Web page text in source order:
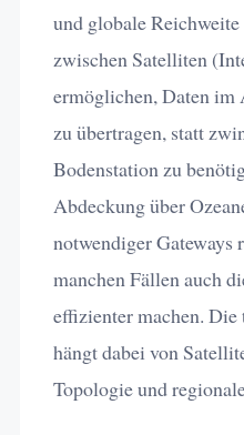
und globale
zwischen Satelliten
ermöglichen, Daten
zu übertragen, statt
Bodenstation zu
Abdeckung über
notwendiger Gateways
manchen Fällen auch
effizienter machen.
hängt dabei von
Topologie und